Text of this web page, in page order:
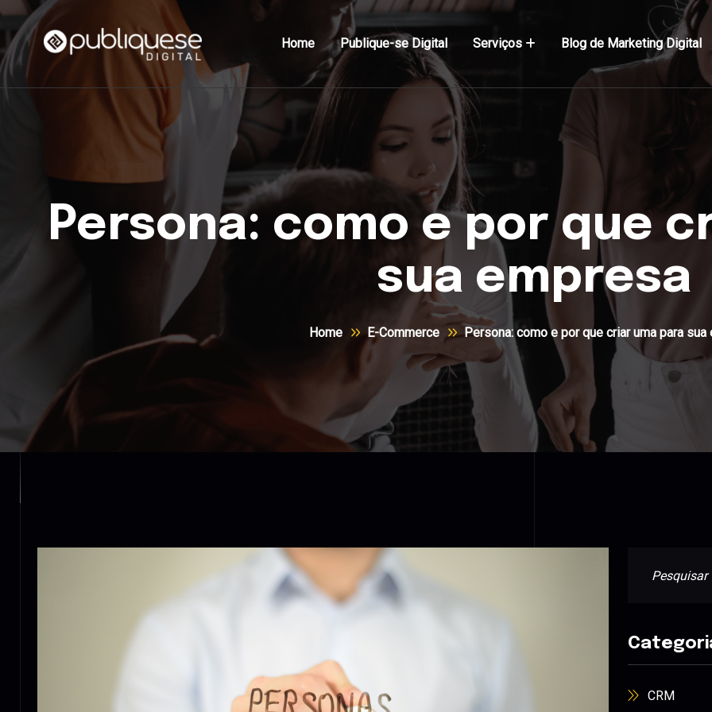
Home Publique-se Digital Serviços Blog de Marketing Digital
Persona: como e por que
sua empresa
Home E-Commerce Persona: como e por que criar uma para sua
CRM